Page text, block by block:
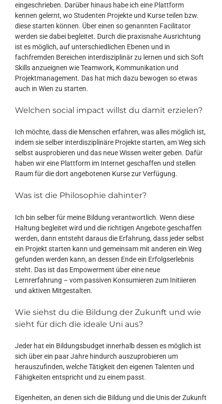
eingeschrieben. Darüber hinaus habe ich eine Plattform
kennen gelernt, wo Studenten Projekte und Kurse teilen bzw.
diese starten können. Über einen so genannten Facilitator
werden sie dabei begleitet. Durch die praxisnahe Ausrichtung
ist es möglich, auf unterschiedlichen Ebenen und in
fachfremden Bereichen interdisziplinär zu lernen und sich Soft
Skills anzueignen wie Teamwork, Kommunikation und
Projektmanagement. Das hat mich dazu bewogen so etwas
auch in Wien zu starten.
Welchen social impact willst du damit erzielen?
Ich möchte, dass die Menschen erfahren, was alles möglich ist,
indem sie selber interdisziplinäre Projekte starten, am Weg sich
selbst ausprobieren und das neue Wissen weiter geben. Dafür
haben wir eine Plattform im Internet geschaffen und stellen
Raum für die dort angebotenen Kurse zur Verfügung.
Was ist die Philosophie dahinter?
Ich bin selber für meine Bildung verantwortlich. Wenn diese
Haltung begleitet wird und die richtigen Angebote geschaffen
werden, dann entsteht daraus die Erfahrung, dass jeder selbst
ein Projekt starten kann und gemeinsam mit anderen ein Weg
gefunden werden kann, an dessen Ende ein Erfolgserlebnis
steht. Das ist das Empowerment über eine neue
Lernrerfahrung – vom passiven Konsumieren zum Initiieren
und aktiven Mitgestalten.
Wie siehst du die Bildung der Zukunft und wie
sieht für dich die ideale Uni aus?
Jeder hat ein Bildungsbudget innerhalb dessen es möglich ist
sich über ein paar Jahre hindurch auszuprobieren um
herauszufinden, welche Tätigkeit den eigenen Talenten und
Fähigkeiten entspricht und zu einem passt.
Eigenheiten, an denen sich die Bildung und die Unis der Zukunft